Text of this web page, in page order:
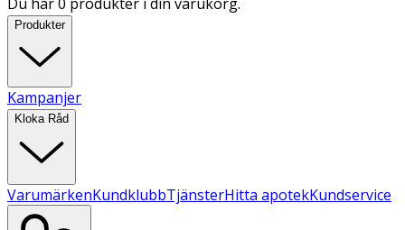
Produkter
Kampanjer
Kloka Råd
VarumärkenKundklubbTjänsterHitta apotekKundservice